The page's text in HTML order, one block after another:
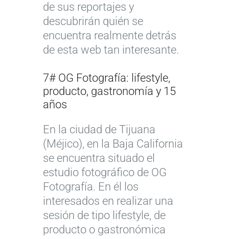
de sus reportajes y
descubrirán quién se
encuentra realmente detrás
de esta web tan interesante.
7# OG Fotografía: lifestyle,
producto, gastronomía y 15
años
En la ciudad de Tijuana
(Méjico), en la Baja California
se encuentra situado el
estudio fotográfico de OG
Fotografía. En él los
interesados en realizar una
sesión de tipo lifestyle, de
producto o gastronómica